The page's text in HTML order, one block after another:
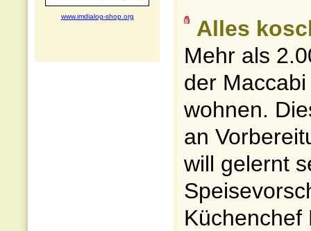
www.imdialog-shop.org
Alles
Mehr als
der
wohnen.
an
will gelernt